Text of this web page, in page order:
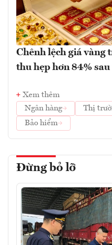
Chênh lệch giá vàng
thu hẹp hơn 84%
Xem thêm
Ngân hàng
Thị
Bảo hiểm
Đừng bỏ lỡ